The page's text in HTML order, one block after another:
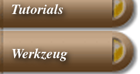
Tutorials
Werkzeug